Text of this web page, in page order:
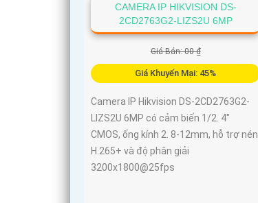
CAMERA IP HIKVISION DS-
2CD2763G2-LIZS2U 6MP
Giá Bán: 00 ₫
Giá Khuyến Mại: 45%
Camera IP Hikvision DS-2CD2763G2-
LIZS2U 6MP có cảm biến 1/2. 4"
CMOS, ống kính 2. 8-12mm, hỗ trợ nén
H.265+ và độ phân giải
3200x1800@25fps